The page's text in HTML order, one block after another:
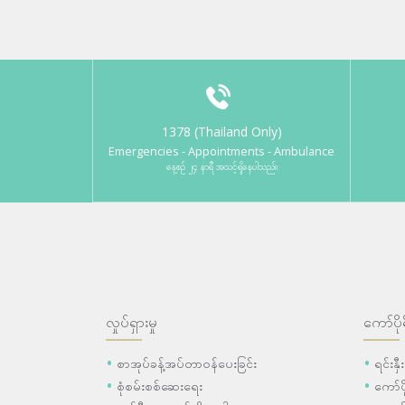
1378 (Thailand Only)
Emergencies - Appointments - Ambulance
နေ့စဉ် ၂၄ နာရီ အသင့်ရှိနေပါသည်။
လှုပ်ရှားမှု
စာအုပ်ခန့်အပ်တာဝန်ပေးခြင်း
စုံစမ်းစစ်ဆေးရေး
ကော်
ရင်း
ကေ